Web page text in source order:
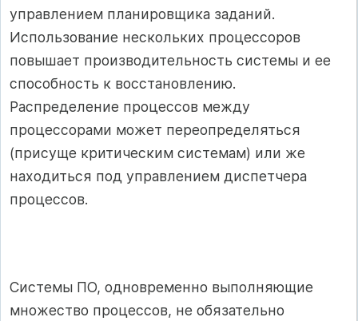
управлением планировщика заданий.
Использование нескольких процессоров
повышает производительность системы и ее
способность к восстановлению.
Распределение процессов между
процессорами может переопределяться
(присуще критическим системам) или же
находиться под управлением диспетчера
процессов.
Системы ПО, одновременно выполняющие
множество процессов, не обязательно